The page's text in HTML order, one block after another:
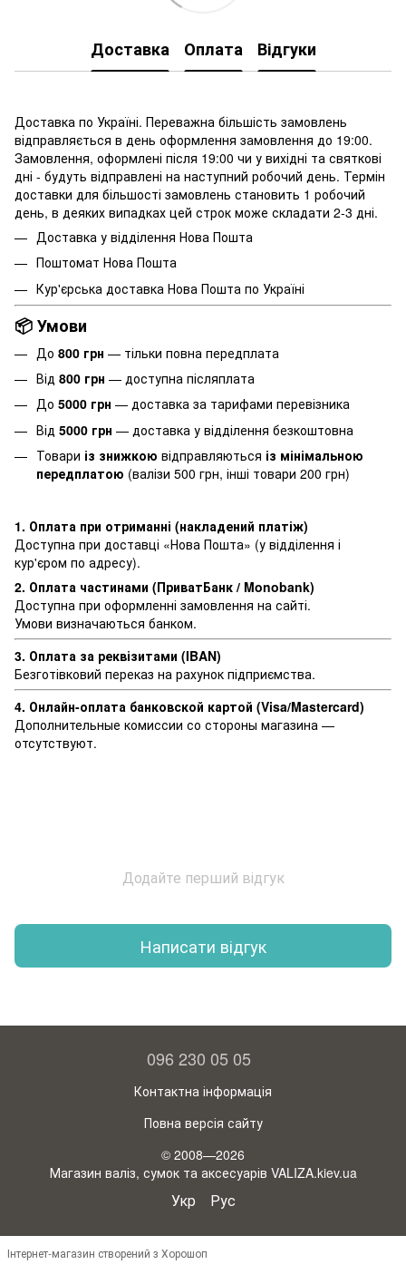
Доставка Оплата Відгуки
Доставка по Україні. Переважна більшість замовлень
відправляється в день оформлення замовлення до 19:00.
Замовлення, оформлені після 19:00 чи у вихідні та святкові
дні - будуть відправлені на наступний робочий день. Термін
доставки для більшості замовлень становить 1 робочий
день, в деяких випадках цей строк може складати 2-3 дні.
Доставка у відділення Нова Пошта
Поштомат Нова Пошта
Кур'єрська доставка Нова Пошта по Україні
📦 Умови
До 800 грн — тільки повна передплата
Від 800 грн — доступна післяплата
До 5000 грн — доставка за тарифами перевізника
Від 5000 грн — доставка у відділення безкоштовна
Товари із знижкою відправляються із мінімальною
передплатою (валізи 500 грн, інші товари 200 грн)
1. Оплата при отриманні (накладений платіж)
Доступна при доставці «Нова Пошта» (у відділення і
кур'єром по адресу).
2. Оплата частинами (ПриватБанк / Monobank)
Доступна при оформленні замовлення на сайті.
Умови визначаються банком.
3. Оплата за реквізитами (IBAN)
Безготівковий переказ на рахунок підприємства.
4. Онлайн-оплата банковской картой (Visa/Mastercard)
Дополнительные комиссии со стороны магазина —
отсутствуют.
Додайте перший відгук
Написати відгук
096 230 05 05
Контактна інформація
Повна версія сайту
© 2008—2026
Магазин валіз, сумок та аксесуарів VALIZA.kiev.ua
Укр Рус
Інтернет-магазин створений з Хорошоп